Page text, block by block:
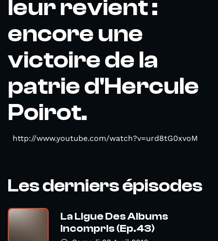
leur revient :
encore une
victoire de la
patrie d'Hercule
Poirot.
http://www.youtube.com/watch?v=urd8tG0xvoM
Les derniers épisodes
La Ligue Des Albums
Incompris (Ep.43)